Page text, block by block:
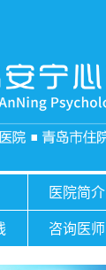
医院简介
咨询医师